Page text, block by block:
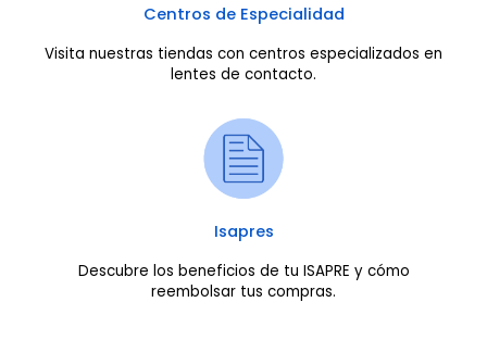
Centros de Especialidad
Visita nuestras tiendas con centros especializados en
lentes de contacto.
Isapres
Descubre los beneficios de tu ISAPRE y cómo
reembolsar tus compras.